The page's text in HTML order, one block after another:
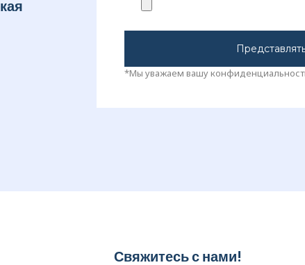
*Мы уважаем вашу
Свяжитесь с нами!